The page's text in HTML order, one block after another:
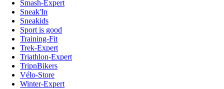
Smash-Expert
Sneak'In
Sneakids
Sport is good
Training-Fit
Trek-Expert
Triathlon-Expert
TripnBikers
Vélo-Store
Winter-Expert